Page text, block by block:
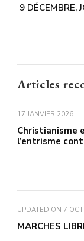
9 DÉCEMBRE,
Articles
17 JANVIER 2026
Christianisme
l’entrisme
UPDATED ON 7
MARCHES